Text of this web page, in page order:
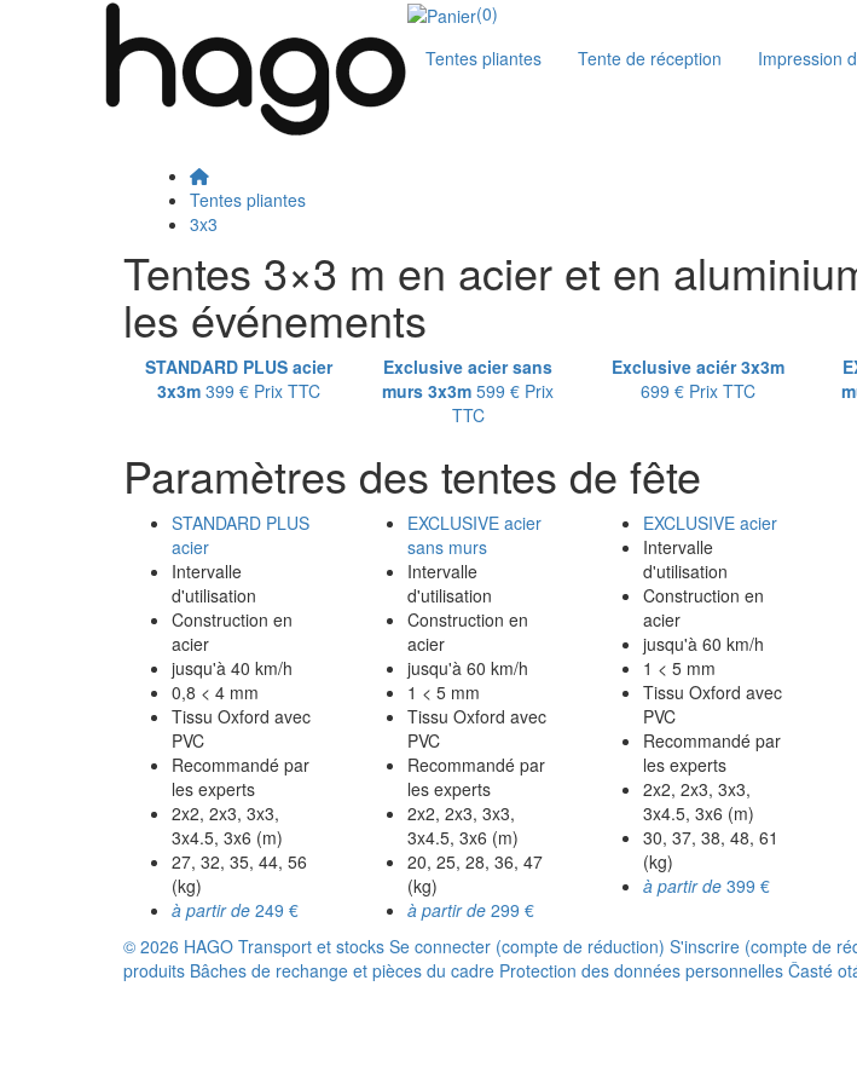
(0)
Tentes pliantes
Tente de réception Impression
Tentes pliantes
3x3
Tentes 3×3 m en acier et en
les événements
STANDARD PLUS acier
3x3m 399 € Prix TTC
Exclusive acier sans
murs 3x3m 599 € Prix
TTC
Exclusive aciér 3x3m
699 € Prix TTC
Paramètres des tentes de fête
STANDARD PLUS
acier
Intervalle
d'utilisation
Construction en
acier
jusqu'à 40 km/h
0,8 < 4 mm
Tissu Oxford avec
PVC
Recommandé par
les experts
2x2, 2x3, 3x3,
3x4.5, 3x6 (m)
27, 32, 35, 44, 56
(kg)
à partir de 249 €
EXCLUSIVE acier
sans murs
Intervalle
d'utilisation
Construction en
acier
jusqu'à 60 km/h
1 < 5 mm
Tissu Oxford avec
PVC
Recommandé par
les experts
2x2, 2x3, 3x3,
3x4.5, 3x6 (m)
20, 25, 28, 36, 47
(kg)
à partir de 299 €
EXCLUSIVE acier
Intervalle
d'utilisation
Construction en
acier
jusqu'à 60 km/h
1 < 5 mm
Tissu Oxford avec
PVC
Recommandé par
les experts
2x2, 2x3, 3x3,
3x4.5, 3x6 (m)
30, 37, 38, 48, 61
(kg)
à partir de 399 €
© 2026 HAGO Transport et stocks Se connecter (compte de réduction) S'inscrire (compte de
produits Bâches de rechange et pièces du cadre Protection des données personnelles Časté